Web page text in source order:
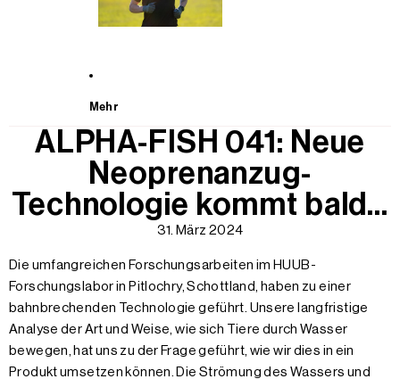
Mehr
ALPHA-FISH 041: Neue
Neoprenanzug-
Technologie kommt bald...
31. März 2024
Die umfangreichen Forschungsarbeiten im HUUB-
Forschungslabor in Pitlochry, Schottland, haben zu einer
bahnbrechenden Technologie geführt. Unsere langfristige
Analyse der Art und Weise, wie sich Tiere durch Wasser
bewegen, hat uns zu der Frage geführt, wie wir dies in ein
Produkt umsetzen können. Die Strömung des Wassers und